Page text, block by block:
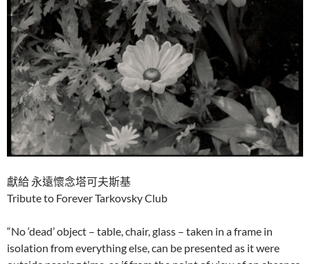
獻給 永遠懷念塔可夫斯基
Tribute to Forever Tarkovsky Club
“No ‘dead’ object – table, chair, glass – taken in a frame in
isolation from everything else, can be presented as it were